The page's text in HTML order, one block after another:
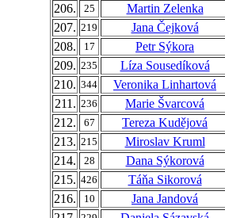
206.
25
Martin Zelenka
207. 219
Jana Čejková
208.
17
Petr Sýkora
209. 235
Líza Sousedíková
210. 344
Veronika Linhartová
211. 236
Marie Švarcová
212.
67
Tereza Kudějová
213. 215
Miroslav Kruml
214.
28
Dana Sýkorová
215. 426
Táňa Sikorová
216.
10
Jana Jandová